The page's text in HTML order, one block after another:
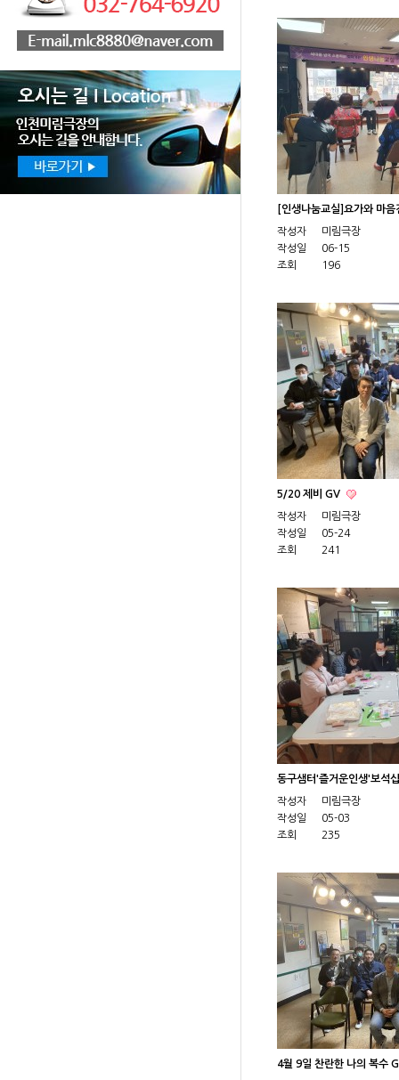
[인생나눔교실]요가와 마
작성자
미림극장
작성일
06-15
조회
196
5/20 제비 GV
작성자
미림극장
작성일
05-24
조회
241
동구샘터'즐거운인생'보석
작성자
미림극장
작성일
05-03
조회
235
4월 9일 찬란한 나의 복수